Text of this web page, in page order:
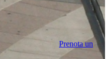
Prenota un